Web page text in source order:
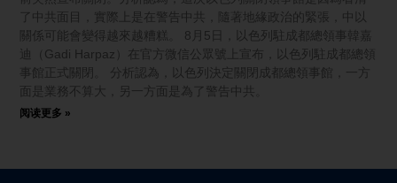
了中共面目，實際上是在警告中共，隨著地緣政治的緊張，中以
關係可能會變得越來越糟糕。 8月5日，以色列駐成都總領事韓嘉
迪（Gadi Harpaz）在官方微信公眾號上宣布，以色列駐成都總領
事館正式關閉。 分析認為，以色列決定關閉成都總領事館，一方
面是業務不算大，另一方面是為了警告中共。
阅读更多 »